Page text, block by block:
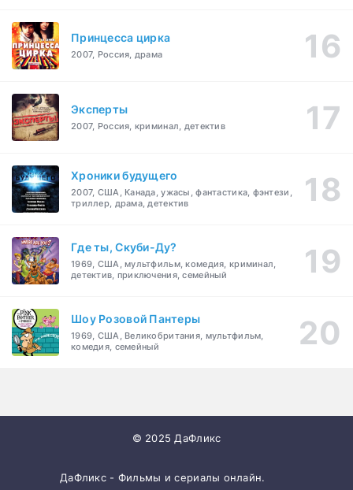
Принцесса цирка
2007, Россия, драма
Эксперты
2007, Россия, криминал, детектив
Хроники будущего
2007, США, Канада, ужасы, фантастика, фэнтези,
триллер, драма, детектив
Где ты, Скуби-Ду?
1969, США, мультфильм, комедия, криминал,
детектив, приключения, семейный
Шоу Розовой Пантеры
1969, США, Великобритания, мультфильм,
комедия, семейный
© 2025 ДаФликс
ДаФликс - Фильмы и сериалы онлайн.